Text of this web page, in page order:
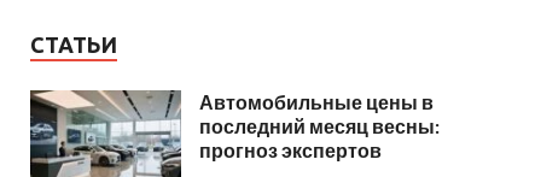
СТАТЬИ
Автомобильные цены в
последний месяц весны:
прогноз экспертов